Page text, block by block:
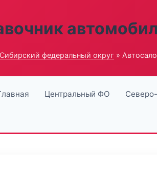
Сибирский федеральный округ »
Центральный ФО